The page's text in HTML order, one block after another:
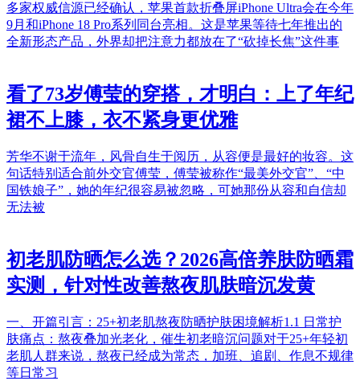
多家权威信源已经确认，苹果首款折叠屏iPhone Ultra会在今年
9月和iPhone 18 Pro系列同台亮相。这是苹果等待七年推出的
全新形态产品，外界却把注意力都放在了“砍掉长焦”这件事
看了73岁傅莹的穿搭，才明白：上了年纪
裙不上膝，衣不紧身更优雅
芳华不谢于流年，风骨自生于阅历，从容便是最好的妆容。这
句话特别适合前外交官傅莹，傅莹被称作“最美外交官”、“中
国铁娘子”，她的年纪很容易被忽略，可她那份从容和自信却
无法被
初老肌防晒怎么选？2026高倍养肤防晒霜
实测，针对性改善熬夜肌肤暗沉发黄
一、开篇引言：25+初老肌熬夜防晒护肤困境解析1.1 日常护
肤痛点：熬夜叠加光老化，催生初老暗沉问题对于25+年轻初
老肌人群来说，熬夜已经成为常态，加班、追剧、作息不规律
等日常习